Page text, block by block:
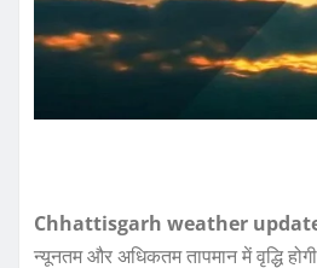
Chhattisgarh weather
न्यूनतम और अधिकतम तापमान में वृद्धि